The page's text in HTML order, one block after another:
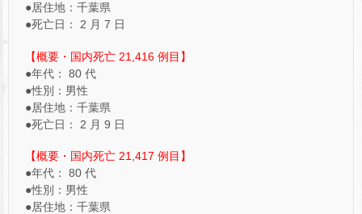
●居住地：千葉県
●死亡日： 2 月 7 日
【概要・国内死亡 21,416 例目】
●年代： 80 代
●性別：男性
●居住地：千葉県
●死亡日： 2 月 9 日
【概要・国内死亡 21,417 例目】
●年代： 80 代
●性別：男性
●居住地：千葉県